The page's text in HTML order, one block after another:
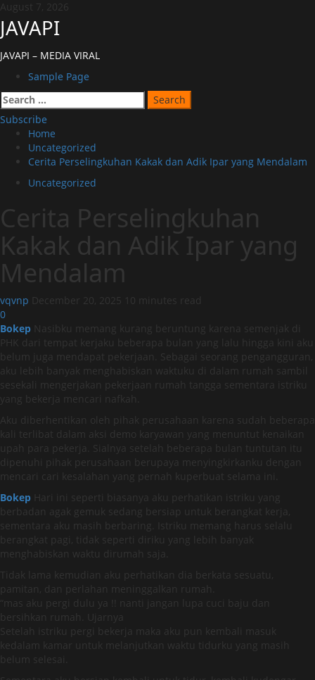
Skip
to
content
August 7, 2026
JAVAPI
JAVAPI – MEDIA VIRAL
Primary
Menu
Sample Page
Search
for:
Subscribe
Home
Uncategorized
Cerita Perselingkuhan Kakak dan Adik Ipar yang Mendalam
Uncategorized
Cerita Perselingkuhan
Kakak dan Adik Ipar yang
Mendalam
vqvnp December 20, 2025
10 minutes read
0
Bokep Nasibku memang kurang beruntung karena semenjak di
PHK dari tempat kerjaku beberapa bulan yang lalu hingga kini aku
belum juga mendapat pekerjaan. Sebagai seorang pengangguran,
aku lebih banyak menghabiskan waktuku di dalam rumah sambil
sesekali mengerjakan pekerjaan rumah tangga sementara istriku
yang bekerja mencari nafkah.
Aku diberhentikan oleh pihak perusahaan karena sudah beberapa
kali terlibat dalam aksi demo karyawan yang menuntut kenaikan
upah para pekerja. Sialnya setelah beberapa bulan tuntutan itu
dipenuhi pihak perusahaan berupaya menyingkirkanku dengan
mencari cari kesalahan yang pernah kuperbuat selama ini.
Bokep Hari ini seperti biasanya aku perhatikan istriku yang
berbadan agak gemuk sedang bersiap untuk berangkat kerja,
sementara aku masih berbaring. Istriku memang harus selalu
berangkat pagi, tidak seperti diriku yang lebih banyak
menghabiskan waktu dirumah saja.
Tidak lama kemudian aku perhatikan dia berkata sesuatu,
pamitan, dan perlahan meninggalkan rumah.
“mas aku pergi dulu ya !! nanti jangan lupa cuci baju dan
bersihkan rumah. Ujarnya
Setelah istriku pergi bekerja maka aku pun kembali masuk
kedalam kamar untuk melanjutkan waktu tidurku yang masih
belum selesai.